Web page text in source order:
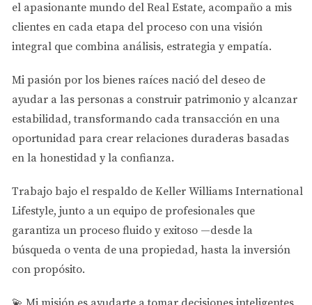
✔️ Four-Point Inspection
Evalúa el estado de:
Techo
Electricidad
Plomería
Aire acondicionado
👉 Es común en propiedades de más de 20 años
👉 Generalmente tiene vigencia de 1 año
✔️ Wind Mitigation Inspection
Evalúa la resistencia de la propiedad contra huracanes
👉 Puede ayudarte a obtener descuentos en el seguro
el apasionante mundo del Real Estate, acompaño a mis
clientes en cada etapa del proceso con una visión
integral que combina análisis, estrategia y empatía.
Mi pasión por los bienes raíces nació del deseo de
ayudar a las personas a construir patrimonio y alcanzar
estabilidad, transformando cada transacción en una
oportunidad para crear relaciones duraderas basadas
en la honestidad y la confianza.
Trabajo bajo el respaldo de Keller Williams International
Lifestyle, junto a un equipo de profesionales que
garantiza un proceso fluido y exitoso —desde la
búsqueda o venta de una propiedad, hasta la inversión
con propósito.